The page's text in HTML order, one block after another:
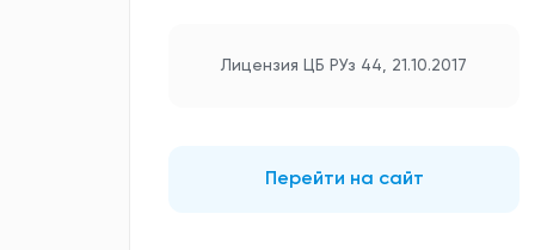
Лицензия ЦБ РУз 44, 21.10.2017
Перейти на сайт